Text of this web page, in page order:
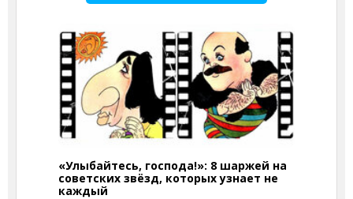
«Улыбайтесь, господа!»: 8 шаржей на
советских звёзд, которых узнает не
каждый